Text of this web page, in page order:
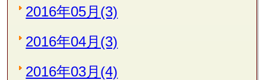
2016年05月(3)
2016年04月(3)
2016年03月(4)